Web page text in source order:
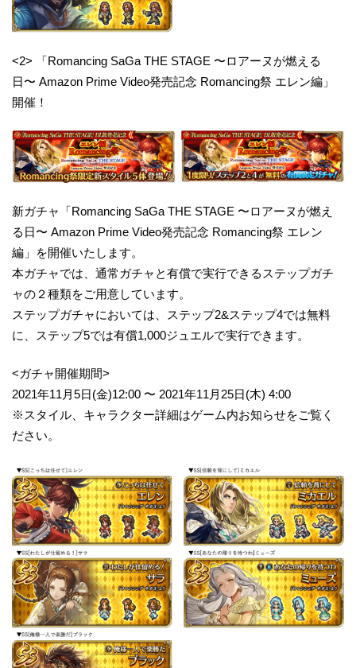
<2> 「Romancing SaGa THE STAGE 〜ロアーヌが燃える
日〜 Amazon Prime Video発売記念 Romancing祭 エレン編」
開催！
新ガチャ「Romancing SaGa THE STAGE 〜ロアーヌが燃え
る日〜 Amazon Prime Video発売記念 Romancing祭 エレン
編」を開催いたします。
本ガチャでは、通常ガチャと有償で実行できるステップガチ
ャの２種類をご用意しています。
ステップガチャにおいては、ステップ2&ステップ4では無料
に、ステップ5では有償1,000ジュエルで実行できます。
<ガチャ開催期間>
2021年11月5日(金)12:00 〜 2021年11月25日(木) 4:00
※スタイル、キャラクター詳細はゲーム内お知らせをご覧く
ださい。